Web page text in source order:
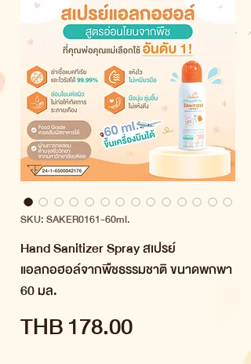
SKU: SAKER0161-60ml.
Hand Sanitizer Spray สเปรย์
แอลกอฮอล์จากพืชธรรมชาติ ขนาดพกพา
60 มล.
THB 178.00Price